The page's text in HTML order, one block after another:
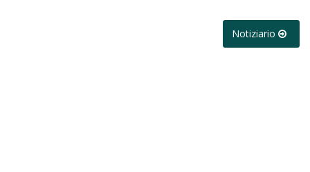
Notiziario